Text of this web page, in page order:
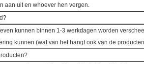
aan uit en whoever hen vergen.
kunnen binnen 1-3 werkdagen worden
kunnen (wat van het hangt ook van de